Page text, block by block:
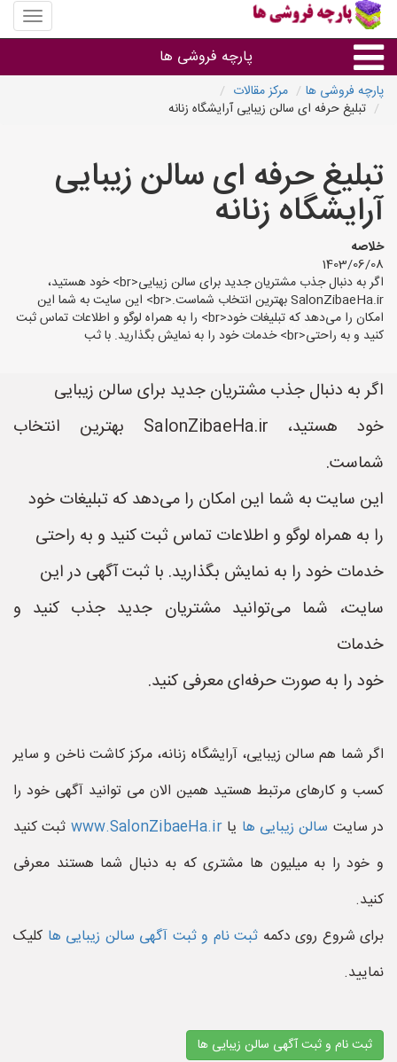
منوی
سایت
فروشی
پارچه فروشی ها
پارچه براساس جنس
پارچه براساس رنگ طرح و کاربرد
پارچه فروشی های هر شهر
پارچه فروشی ها
مرکز مقالات
تبلیغ حرفه ای سالن زیبایی آرایشگاه زنانه
تبلیغ حرفه ای سالن زیبایی
آرایشگاه زنانه
خلاصه
1403/06/08
اگر به دنبال جذب مشتریان جدید برای سالن زیبایی<br> خود هستید،
SalonZibaeHa.ir بهترین انتخاب شماست.<br> این سایت به شما این
امکان را می‌دهد که تبلیغات خود<br> را به همراه لوگو و اطلاعات تماس ثبت
کنید و به راحتی<br> خدمات خود را به نمایش بگذارید. با ثب
اگر به دنبال جذب مشتریان جدید برای سالن زیبایی
خود هستید، SalonZibaeHa.ir بهترین انتخاب
شماست.
این سایت به شما این امکان را می‌دهد که تبلیغات خود
را به همراه لوگو و اطلاعات تماس ثبت کنید و به راحتی
خدمات خود را به نمایش بگذارید. با ثبت آگهی در این
سایت، شما می‌توانید مشتریان جدید جذب کنید و
خدمات
خود را به صورت حرفه‌ای معرفی کنید.
اگر شما هم سالن زیبایی، آرایشگاه زنانه، مرکز کاشت ناخن و سایر
کسب و کارهای مرتبط هستید همین الان می توانید آگهی خود را
در سایت سالن زیبایی ها یاwww.SalonZibaeHa.ir ثبت کنید
و خود را به میلیون ها مشتری که به دنبال شما هستند معرفی
کنید.
برای شروع روی دکمه ثبت نام و ثبت آگهی سالن زیبایی ها کلیک
نمایید.
ثبت نام و ثبت آگهی سالن زیبایی ها